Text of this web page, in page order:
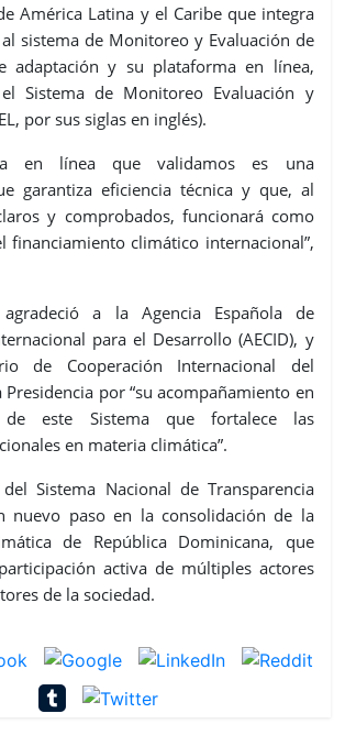
América Latina y el Caribe que integra
sistema de Monitoreo y Evaluación de
adaptación y su plataforma en línea,
Sistema de Monitoreo Evaluación y
por sus siglas en inglés).
en línea que validamos es una
garantiza eficiencia técnica y que, al
y comprobados, funcionará como
financiamiento climático internacional”,
a la Agencia Española de
para el Desarrollo (AECID), y
de Cooperación Internacional del
por “su acompañamiento en
este Sistema que fortalece las
en materia climática”.
Sistema Nacional de Transparencia
nuevo paso en la consolidación de la
de República Dominicana, que
activa de múltiples actores
de la sociedad.